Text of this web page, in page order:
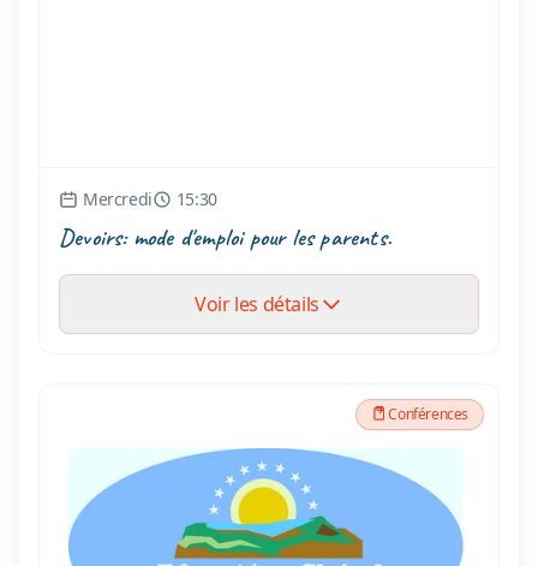
Mercredi 15:30
Devoirs: mode d'emploi pour les parents.
Voir les détails
Conférences